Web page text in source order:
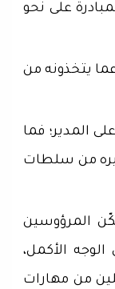
على نحو
يتخذونه من
المدير؛ فما
من سلطات
المرؤوسين
الأكمل،
من مهارات